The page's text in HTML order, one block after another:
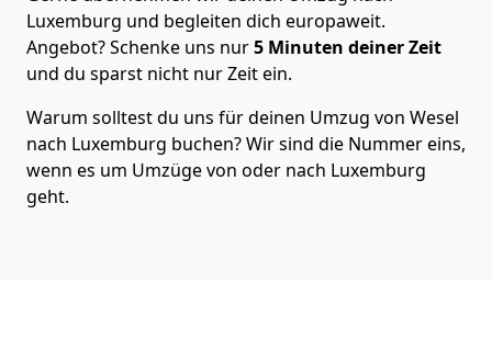
Luxemburg und begleiten dich europaweit.
Angebot? Schenke uns nur5 Minuten deiner Zeit
und du sparst nicht nur Zeit ein.
Warum solltest du uns für deinen Umzug von Wesel
nach Luxemburg buchen? Wir sind die Nummer eins,
wenn es um Umzüge von oder nach Luxemburg
geht.